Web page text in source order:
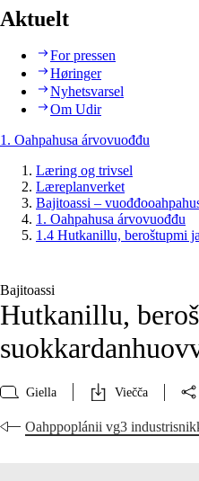
Aktuelt
For pressen
Høringer
Nyhetsvarsel
Om Udir
1. Oahpahusa árvovuođđu
Læring og trivsel
Læreplanverket
Bajitoassi –
1. Oahpahusa árvovuođđu
1.4 Hutkanillu, beroštupmi
Bajitoassi
Hutkanillu,
Giella Viečča
Oahppoplánii vg3